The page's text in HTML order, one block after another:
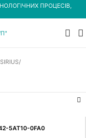
ПРОЦЕСІВ,
5AT10-0FA0